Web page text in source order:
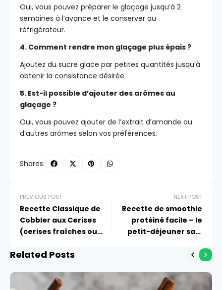
Oui, vous pouvez préparer le glaçage jusqu’à 2
semaines à l’avance et le conserver au
réfrigérateur.
4. Comment rendre mon glaçage plus épais ?
Ajoutez du sucre glace par petites quantités jusqu’à
obtenir la consistance désirée.
5. Est-il possible d’ajouter des arômes au
glaçage ?
Oui, vous pouvez ajouter de l’extrait d’amande ou
d’autres arômes selon vos préférences.
Shares:
PREVIOUS POST
Recette Classique de
Cobbler aux Cerises
(cerises fraîches ou
NEXT POST
Recette de smoothie
protéiné facile – le
petit-déjeuner sain
Related Posts